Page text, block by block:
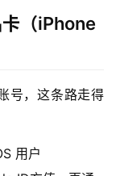
（iPhone
号，这条路走得
用户